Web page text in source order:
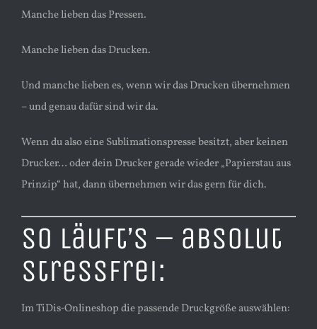
Manche lieben das Pressen.
Manche lieben das Drucken.
Und manche lieben es, wenn wir das Drucken übernehmen
– und genau dafür sind wir da.
Wenn du also eine Sublimationspresse besitzt, aber keinen
Drucker… oder dein Drucker gerade wieder „Papierstau aus
Prinzip“ hat, dann übernehmen wir das gern für dich.
So läuft’s – absolut
stressfrei:
Im TiDis‑Onlineshop die passende Druckgröße auswählen: